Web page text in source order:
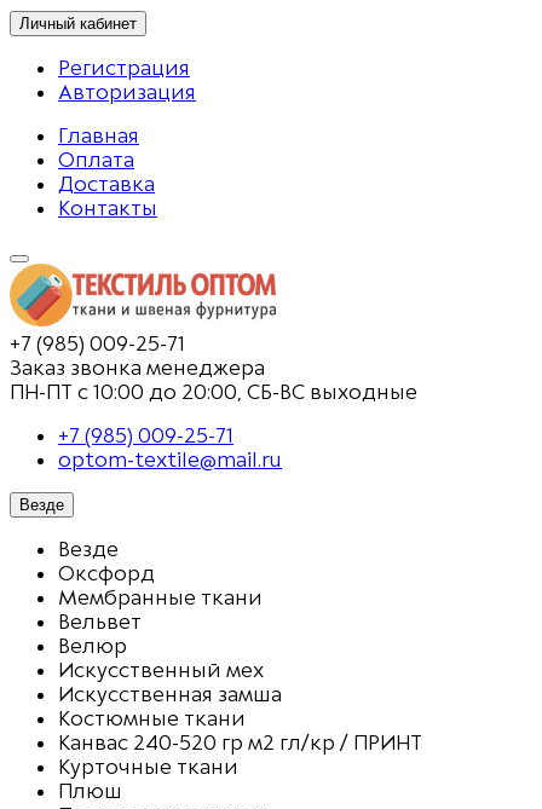
Личный кабинет
Регистрация
Авторизация
Главная
Оплата
Доставка
Контакты
+7 (985) 009-25-71
Заказ звонка менеджера
ПН-ПТ с 10:00 до 20:00, СБ-ВС выходные
+7 (985) 009-25-71
optom-textile@mail.ru
Везде
Везде
Оксфорд
Мембранные ткани
Вельвет
Велюр
Искусственный мех
Искусственная замша
Костюмные ткани
Канвас 240-520 гр м2 гл/кр / ПРИНТ
Курточные ткани
Плюш